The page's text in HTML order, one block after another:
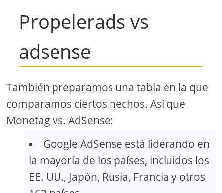
Propelerads vs
adsense
También preparamos una tabla en la que
comparamos ciertos hechos. Así que
Monetag vs. AdSense:
Google AdSense está liderando en
la mayoría de los países, incluidos los
EE. UU., Japón, Rusia, Francia y otros